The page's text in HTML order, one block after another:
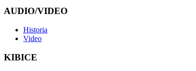
AUDIO/VIDEO
Historia
Video
KIBICE